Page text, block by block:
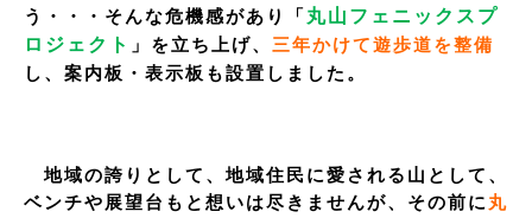
う・・・そんな危機感があり「 丸山フェニックスプ
ロジェクト
」を立ち上げ、 三年かけて遊歩道を整備
し、案内板・表示板も設置しました。
地域の誇りとして、地域住民に愛される山として、
ベンチや展望台もと想いは尽きませんが、その前に 丸